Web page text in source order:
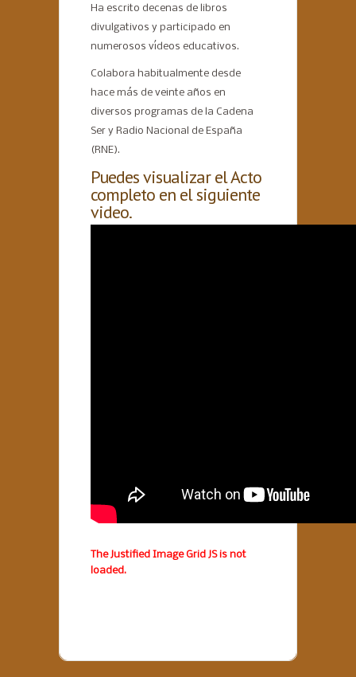
Ha escrito decenas de libros
divulgativos y participado en
numerosos vídeos educativos.
Colabora habitualmente desde
hace más de veinte años en
diversos programas de la Cadena
Ser y Radio Nacional de España
(RNE).
Puedes visualizar el Acto
completo en el siguiente
video.
The Justified Image Grid JS is not
loaded.